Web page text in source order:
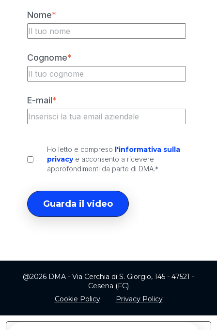
Nome*
Cognome*
E-mail*
Ho letto e compreso l'informativa sulla
privacye acconsento a ricevere
approfondimenti da parte di DMA.*
@2026 DMA - Via Cerchia di S. Giorgio, 145 - 47521 -
Cesena (FC)
Cookie Policy
Privacy Policy